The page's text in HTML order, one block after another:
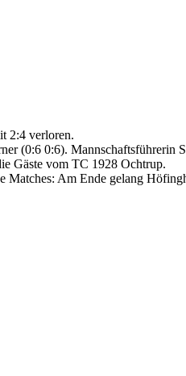
2:4 verloren.
(0:6 0:6).
Gäste vom TC 1928 Ochtrup.
Matches: Am Ende gelang